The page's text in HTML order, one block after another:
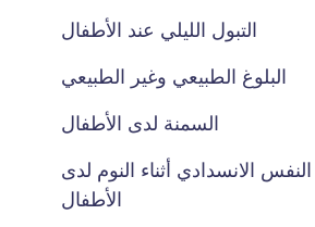
التبول الليلي عند الأطفال
البلوغ الطبيعي وغير الطبيعي
السمنة لدى الأطفال
الانسدادي أثناء النوم لدى
الأطفال